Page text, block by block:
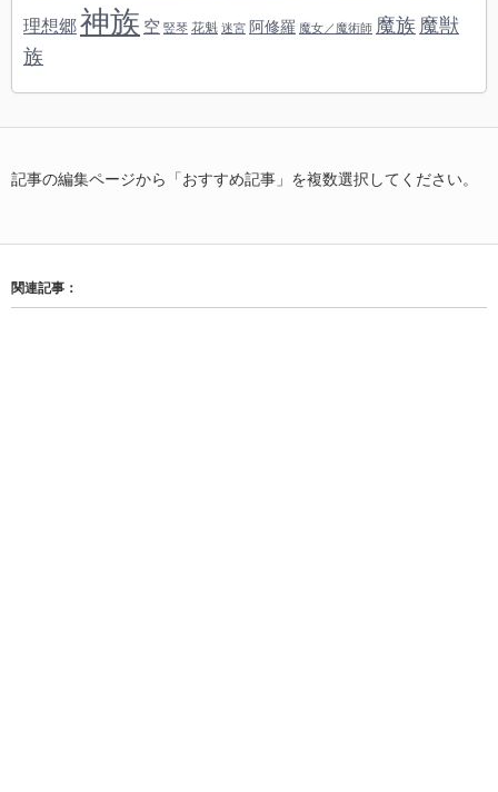
理想郷神族 空 竪琴 花魁 迷宮 阿修羅 魔女／魔術師 魔族 魔獣
族
記事の編集ページから「おすすめ記事」を複数選択してください。
関連記事：